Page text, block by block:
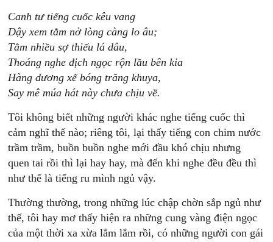
Canh tư tiếng cuốc kêu vang
Dậy xem tằm nở lòng càng lo âu;
Tằm nhiều sợ thiếu lá dâu,
Thoáng nghe địch ngọc rộn lầu bên kia
Hàng dương xế bóng trăng khuya,
Say mê múa hát này chưa chịu về.
Tôi không biết những người khác nghe tiếng cuốc thì
cảm nghĩ thế nào; riêng tôi, lại thấy tiếng con chim nước
trầm trầm, buồn buồn nghe mới đầu khó chịu nhưng
quen tai rồi thì lại hay hay, mà đến khi nghe đều đều thì
như thể là tiếng ru mình ngủ vậy.
Thường thường, trong những lúc chập chờn sắp ngủ như
thế, tôi hay mơ thấy hiện ra những cung vàng điện ngọc
của một thời xa xừa lắm lắm rồi, có những người con gái